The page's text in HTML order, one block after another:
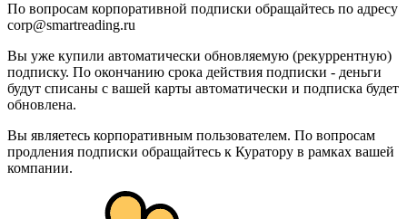
По вопросам корпоративной подписки обращайтесь по адресу
corp@smartreading.ru
Вы уже купили автоматически обновляемую (рекуррентную)
подписку. По окончанию срока действия подписки - деньги
будут списаны с вашей карты автоматически и подписка будет
обновлена.
Вы являетесь корпоративным пользователем. По вопросам
продления подписки обращайтесь к Куратору в рамках вашей
компании.